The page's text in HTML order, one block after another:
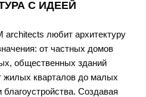
С ИДЕЕЙ
architects любит архитектуру
от частных домов
общественных зданий
жилых кварталов до малых
Создавая